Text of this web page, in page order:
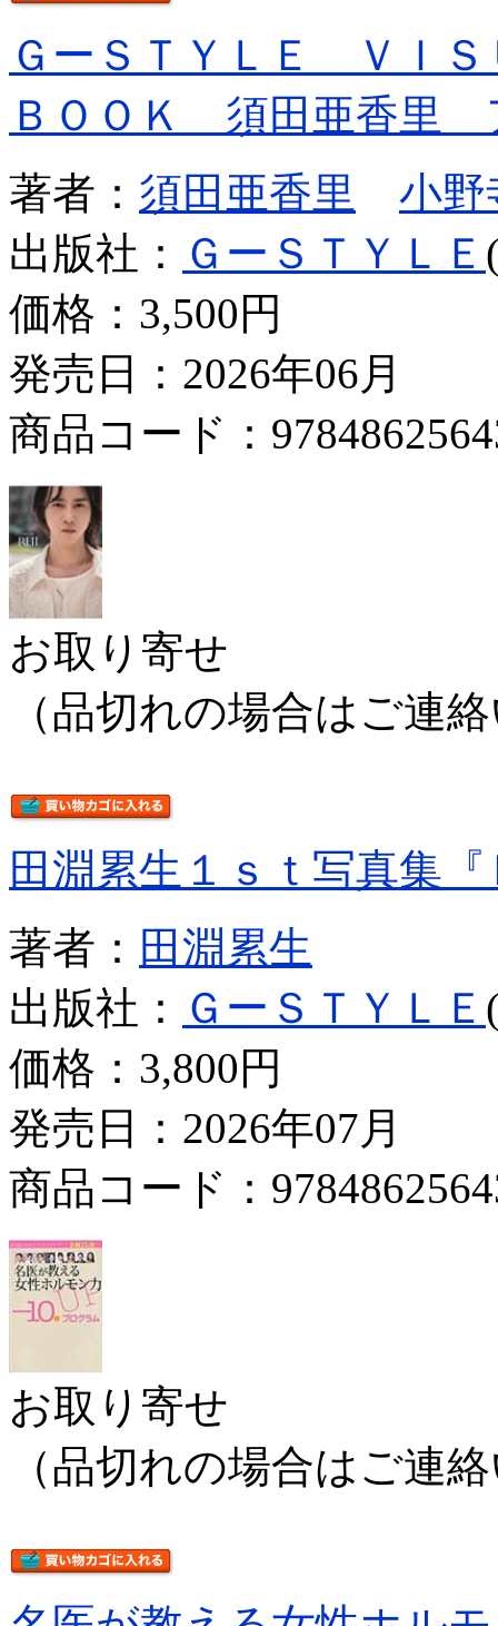
ＧーＳＴＹＬＥ ＶＩ
ＢＯＯＫ 須田亜香里
著者： 須田亜香里
小野
出版社： ＧーＳＴＹＬＥ
価格： 3,500円
発売日：2026年06月
商品コード：
お取り寄せ
（品切れの場合はご連
田淵累生１ｓｔ写真集
著者： 田淵累生
出版社： ＧーＳＴＹＬＥ
価格： 3,800円
発売日：2026年07月
商品コード：
お取り寄せ
（品切れの場合はご連